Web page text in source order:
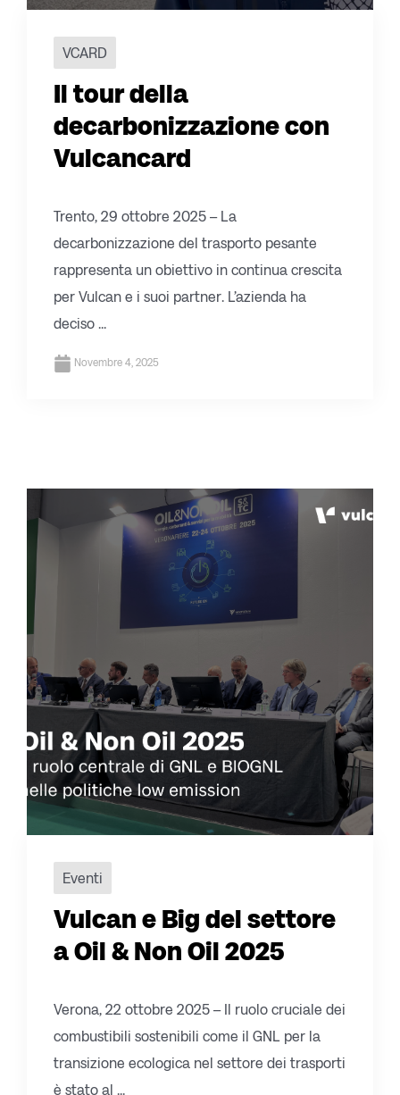
VCARD
Il tour della
decarbonizzazione con
Vulcancard
Trento, 29 ottobre 2025 – La
decarbonizzazione del trasporto pesante
rappresenta un obiettivo in continua crescita
per Vulcan e i suoi partner. L’azienda ha
deciso ...
Novembre 4, 2025
Eventi
Vulcan e Big del settore
a Oil & Non Oil 2025
Verona, 22 ottobre 2025 – Il ruolo cruciale dei
combustibili sostenibili come il GNL per la
transizione ecologica nel settore dei trasporti
è stato al ...